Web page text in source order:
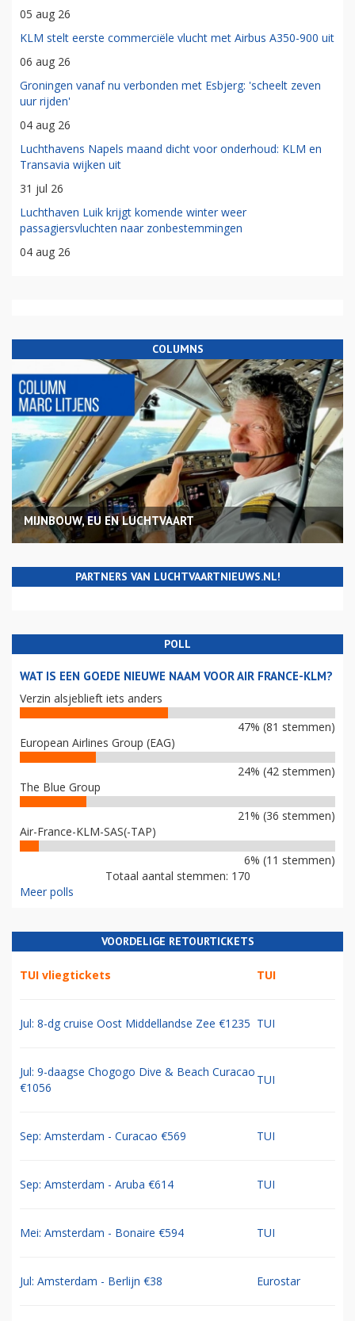
05 aug 26
KLM stelt eerste commerciële vlucht met Airbus A350-900 uit
06 aug 26
Groningen vanaf nu verbonden met Esbjerg: 'scheelt zeven
uur rijden'
04 aug 26
Luchthavens Napels maand dicht voor onderhoud: KLM en
Transavia wijken uit
31 jul 26
Luchthaven Luik krijgt komende winter weer
passagiersvluchten naar zonbestemmingen
04 aug 26
COLUMNS
MIJNBOUW, EU EN LUCHTVAART
PARTNERS VAN LUCHTVAARTNIEUWS.NL!
POLL
WAT IS EEN GOEDE NIEUWE NAAM VOOR AIR FRANCE-KLM?
Verzin alsjeblieft iets anders
47% (81 stemmen)
European Airlines Group (EAG)
24% (42 stemmen)
The Blue Group
21% (36 stemmen)
Air-France-KLM-SAS(-TAP)
6% (11 stemmen)
Totaal aantal stemmen: 170
Meer polls
VOORDELIGE RETOURTICKETS
TUI vliegtickets TUI
Jul: 8-dg cruise Oost Middellandse Zee €1235 TUI
Jul: 9-daagse Chogogo Dive & Beach Curacao
€1056
TUI
Sep: Amsterdam - Curacao €569 TUI
Sep: Amsterdam - Aruba €614 TUI
Mei: Amsterdam - Bonaire €594 TUI
Jul: Amsterdam - Berlijn €38 Eurostar